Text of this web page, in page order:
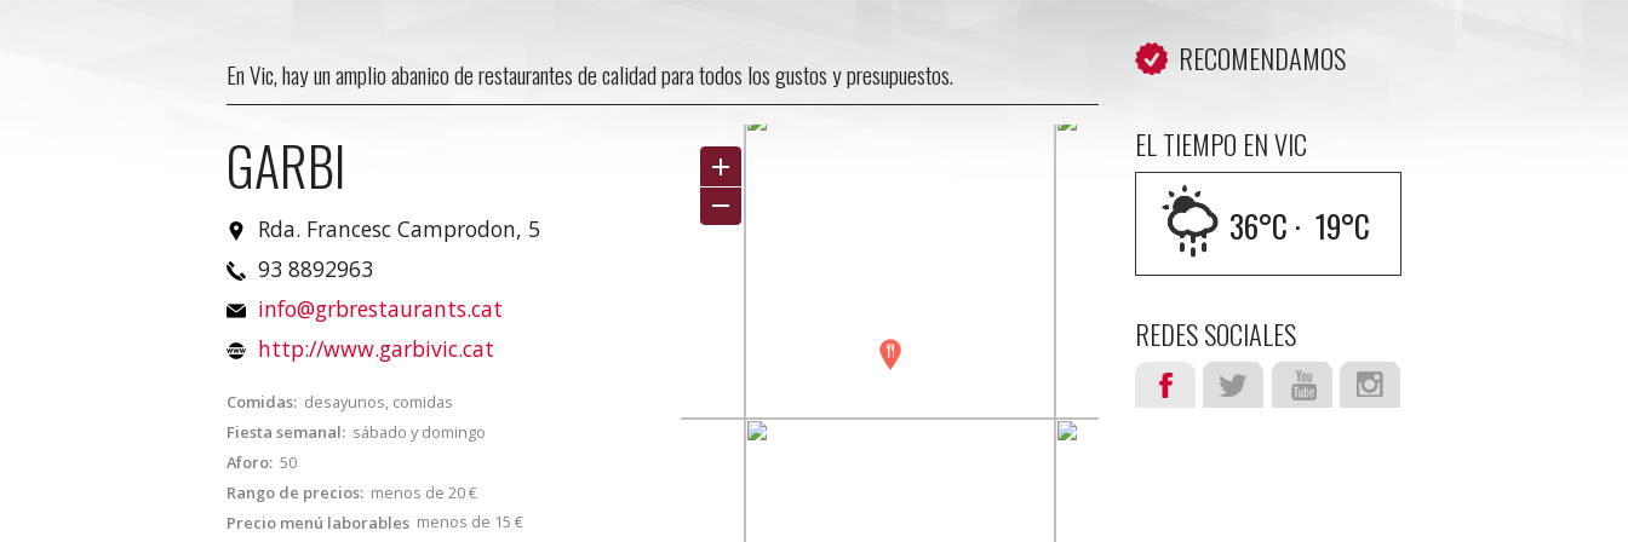
En Vic, hay un amplio abanico de restaurantes de calidad para todos los gustos y presupuestos.
GARBI
Rda. Francesc Camprodon, 5
93 8892963
info@grbrestaurants.cat
http://www.garbivic.cat
Comidas: desayunos, comidas
Fiesta semanal: sábado y domingo
Aforo: 50
Rango de precios: menos de 20 €
Precio menú laborables menos de 15 €
RECOMENDAMOS
EL TIEMPO EN VIC
36°C · 19°C
REDES SOCIALES